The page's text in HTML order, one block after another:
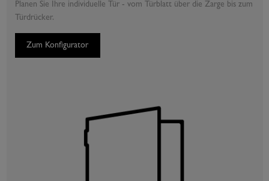
Planen Sie Ihre individuelle Tür - vom Türblatt über die Zarge bis zum
Türdrücker.
Zum Konfigurator